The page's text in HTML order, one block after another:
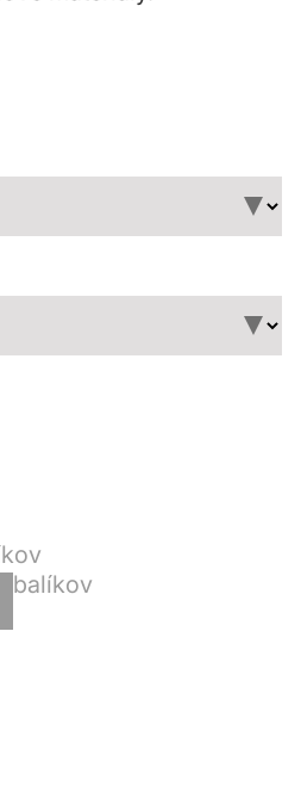
balíkov